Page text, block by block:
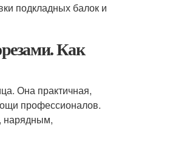
подкладных балок и
Как
Она практичная,
профессионалов.
нарядным,